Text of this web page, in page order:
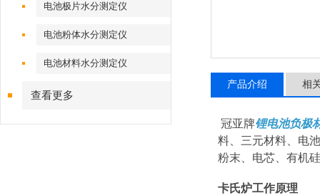
电池极片水分测定仪
电池粉体水分测定仪
电池材料水分测定仪
查看更多
产品介绍 相
冠亚牌锂电池负极
料、三元材料、电
粉末、电芯、有机
卡氏炉工作原理